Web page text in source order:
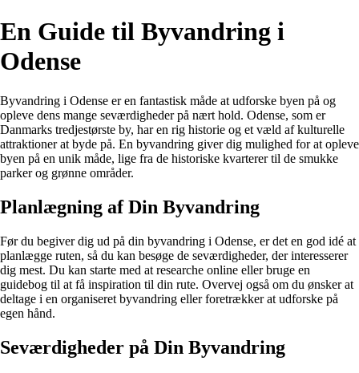
En Guide til Byvandring i
Odense
Byvandring i Odense er en fantastisk måde at udforske byen på og
opleve dens mange seværdigheder på nært hold. Odense, som er
Danmarks tredjestørste by, har en rig historie og et væld af kulturelle
attraktioner at byde på. En byvandring giver dig mulighed for at opleve
byen på en unik måde, lige fra de historiske kvarterer til de smukke
parker og grønne områder.
Planlægning af Din Byvandring
Før du begiver dig ud på din byvandring i Odense, er det en god idé at
planlægge ruten, så du kan besøge de seværdigheder, der interesserer
dig mest. Du kan starte med at researche online eller bruge en
guidebog til at få inspiration til din rute. Overvej også om du ønsker at
deltage i en organiseret byvandring eller foretrækker at udforske på
egen hånd.
Seværdigheder på Din Byvandring